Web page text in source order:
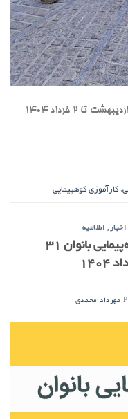
, کارآموزی کوهپیمایی
اخبار, اطلاعیه
فراخوان ثبت‌نام کارآموزی کوه‌پیمایی بانوان ۳۱
مهرداد محمدی